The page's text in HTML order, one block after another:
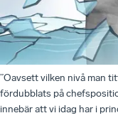
”Oavsett vilken nivå man
fördubblats på
innebär att vi idag har i